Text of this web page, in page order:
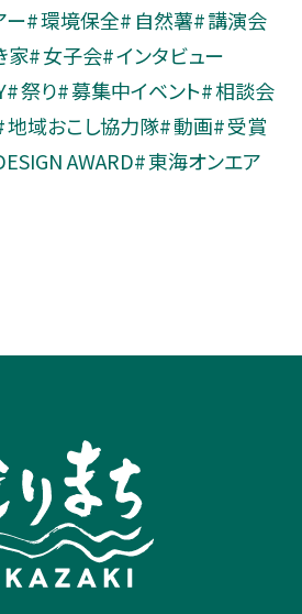
ー 環境保全 自然薯 講演会
家 女子会 インタビュー
祭り 募集中イベント 相談会
地域おこし協力隊 動画 受賞
AWARD 東海オンエア